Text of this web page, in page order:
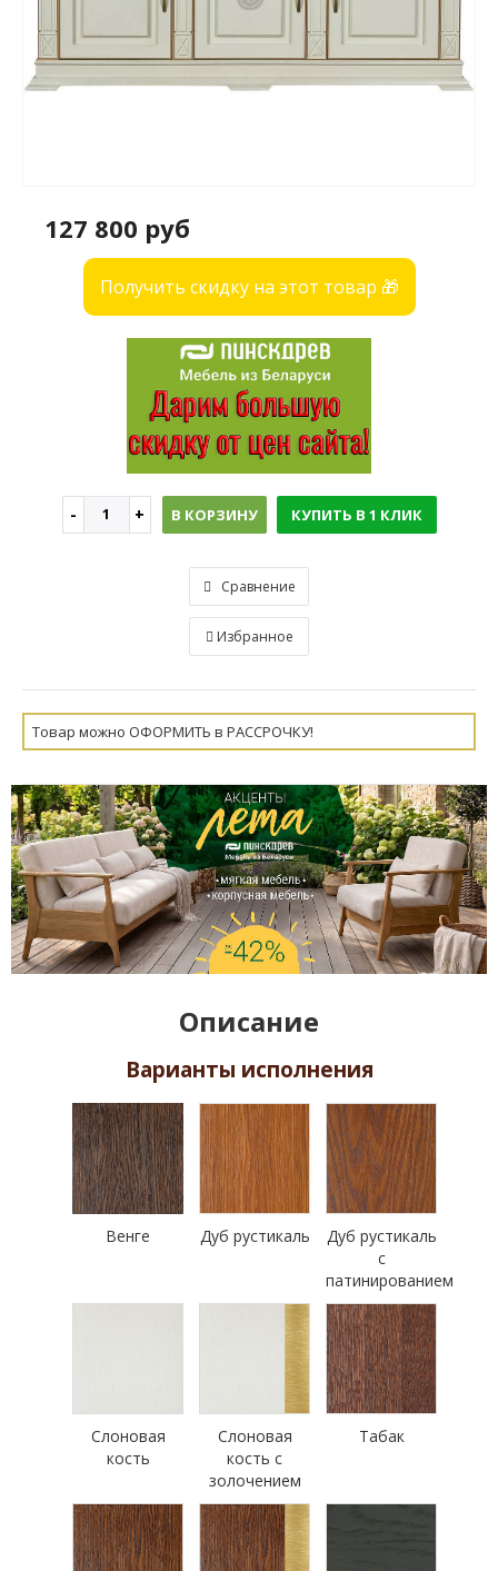
127 800 руб
Получить скидку на этот товар 🎁
В КОРЗИНУ КУПИТЬ В 1 КЛИК
Сравнение
Избранное
Товар можно ОФОРМИТЬ в РАССРОЧКУ!
Описание
Варианты исполнения
Венге Дуб рустикаль
Дуб рустикаль
с
патинированием
Слоновая
кость
Слоновая
кость с
золочением
Табак